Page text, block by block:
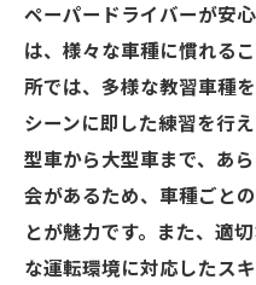
卒業後に向けた
ペーパードライバ
ペーパードライ
不安を軽減する
教習所でのリラ
運転体験談から
ペーパードライバーが安
は、様々な車種に慣れる
所では、多様な教習車種
シーンに即した練習を行
型車から大型車まで、あ
会があるため、車種ごと
とが魅力です。また、適
な運転環境に対応したス